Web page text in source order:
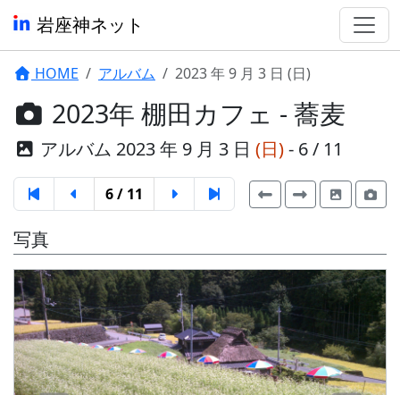
岩座神ネット
HOME アルバム 2023 年 9 月 3 日 (日)
2023年 棚田カフェ - 蕎麦
アルバム 2023 年 9 月 3 日 (日)- 6 / 11
6 / 11
写真